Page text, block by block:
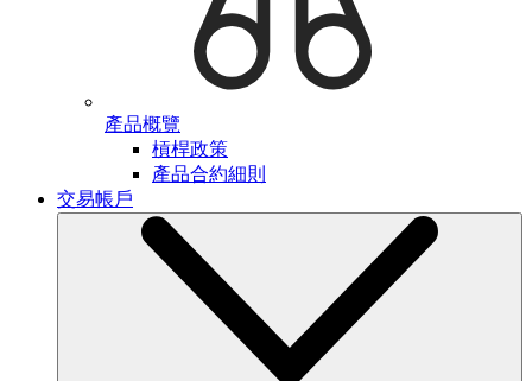
產品概覽
槓桿政策
產品合約細則
交易帳戶